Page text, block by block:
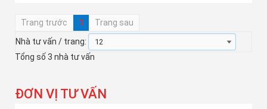
Trang trước
1
Trang sau
Nhà tư vấn / trang:
Tổng số 3 nhà tư vấn
ĐƠN VỊ TƯ VẤN